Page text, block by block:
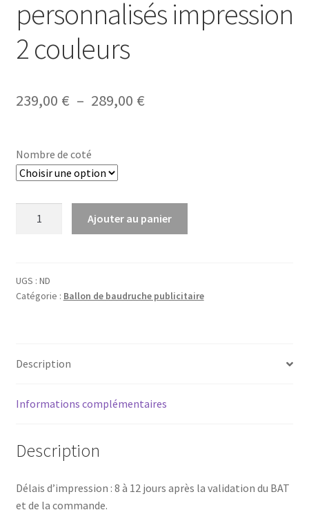
personnalisés impression
2 couleurs
239,00 € – 289,00 €Plage
à
289,00 €
Nombre de coté
Ballons
de
impression
couleurs
Ajouter au panier
UGS : ND
Catégorie : Ballon de baudruche publicitaire
Description
Informations complémentaires
Description
Délais d’impression : 8 à 12 jours après la validation du BAT
et de la commande.